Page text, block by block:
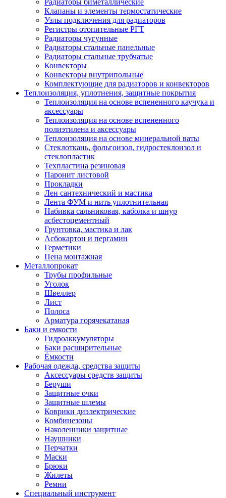
Радиаторы биметаллические
Клапаны и элементы термостатические
Узлы подключения для радиаторов
Регистры отопительные РГТ
Радиаторы чугунные
Радиаторы стальные панельные
Радиаторы стальные трубчатые
Конвекторы
Конвекторы внутрипольные
Комплектующие для радиаторов и конвекторов
Теплоизоляция, уплотнения, защитные покрытия
Теплоизоляция на основе вспененного каучука и
аксессуары
Теплоизоляция на основе вспененного
полиэтилена и аксессуары
Теплоизоляция на основе минеральной ваты
Стеклоткань, фольгоизол, гидростеклоизол и
стеклопластик
Техпластина резиновая
Паронит листовой
Прокладки
Лен сантехнический и мастика
Лента ФУМ и нить уплотнительная
Набивка сальниковая, каболка и шнур
асбестоцементный
Грунтовка, мастика и лак
Асбокартон и пергамин
Герметики
Пена монтажная
Металлопрокат
Трубы профильные
Уголок
Швеллер
Лист
Полоса
Арматура горячекатаная
Баки и емкости
Гидроаккумуляторы
Баки расширительные
Ёмкости
Рабочая одежда, средства защиты
Аксессуары средств защиты
Беруши
Защитные очки
Защитные шлемы
Коврики диэлектрические
Комбинезоны
Наколенники защитные
Наушники
Перчатки
Маски
Брюки
Жилеты
Ремни
Специальный инструмент